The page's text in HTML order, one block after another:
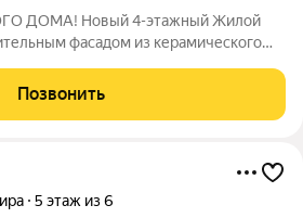
ДОМА! Новый 4-этажный Жилой
фасадом из керамического
планировками,
Позвонить
5 этаж из 6